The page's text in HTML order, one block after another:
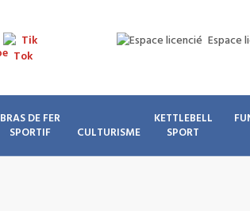
Espace
BRAS DE FER
SPORTIF
CULTURISME
KETTLEBELL
SPORT